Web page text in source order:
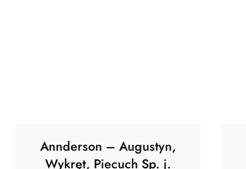
Annderson – Augustyn,
Wykręt, Piecuch Sp. j.